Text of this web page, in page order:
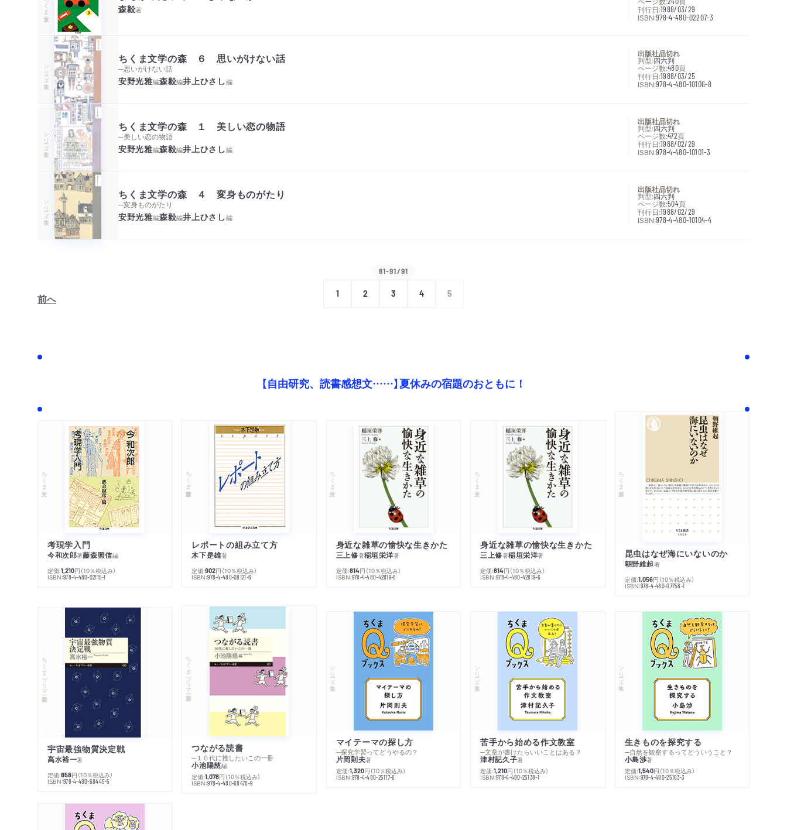
森毅著 刊行日:1988/03/29
ISBN:978-4-480-02207-3
シリーズ・全集
ちくま文学の森 ６ 思いがけない話
─思いがけない話
安野光雅編森毅編井上ひさし編
出版社品切れ
判型:四六判
ページ数:480頁
刊行日:1988/03/25
ISBN:978-4-480-10106-8
シリーズ・全集
ちくま文学の森 １ 美しい恋の物語
─美しい恋の物語
安野光雅編森毅編井上ひさし編
出版社品切れ
判型:四六判
ページ数:472頁
刊行日:1988/02/29
ISBN:978-4-480-10101-3
シリーズ・全集
ちくま文学の森 ４ 変身ものがたり
─変身ものがたり
安野光雅編森毅編井上ひさし編
出版社品切れ
判型:四六判
ページ数:504頁
刊行日:1988/02/29
ISBN:978-4-480-10104-4
前へ
81-91/91
1 2 3 4 5
【自由研究、読書感想文……】夏休みの宿題のおともに！
ちくま文庫
考現学入門
今和次郎著藤森照信編
定価:1,210円 （10％税込み）
ISBN:978-4-480-02115-1
ちくま学芸文庫
レポートの組み立て方
木下是雄著
定価:902円 （10％税込み）
ISBN:978-4-480-08121-6
ちくま文庫
身近な雑草の愉快な生きかた
三上修著稲垣栄洋著
定価:814円 （10％税込み）
ISBN:978-4-480-42819-6
ちくま文庫
身近な雑草の愉快な生きかた
三上修著稲垣栄洋著
定価:814円 （10％税込み）
ISBN:978-4-480-42819-6
ちくま新書
昆虫はなぜ海にいないのか
朝野維起著
定価:1,056円 （10％税込み）
ISBN:978-4-480-07756-1
ちくまプリマー新書
宇宙最強物質決定戦
高水裕一著
定価:858円 （10％税込み）
ISBN:978-4-480-68445-5
ちくまプリマー新書
つながる読書
─１０代に推したいこの一冊
小池陽慈編
定価:1,078円 （10％税込み）
ISBN:978-4-480-68476-9
シリーズ・全集
マイテーマの探し方
─探究学習ってどうやるの？
片岡則夫著
定価:1,320円 （10％税込み）
ISBN:978-4-480-25117-6
シリーズ・全集
苦手から始める作文教室
─文章が書けたらいいことはある？
津村記久子著
定価:1,210円 （10％税込み）
ISBN:978-4-480-25138-1
シリーズ・全集
生きものを探究する
─自然を観察するってどういうこと？
小島渉著
定価:1,540円 （10％税込み）
ISBN:978-4-480-25163-3